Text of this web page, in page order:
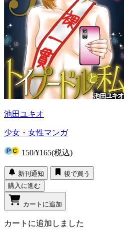
池田ユキオ
少女・女性マンガ
150/¥165(税込)
新刊通知
後で買う
購入に進む
カートに追加
カートに追加しました